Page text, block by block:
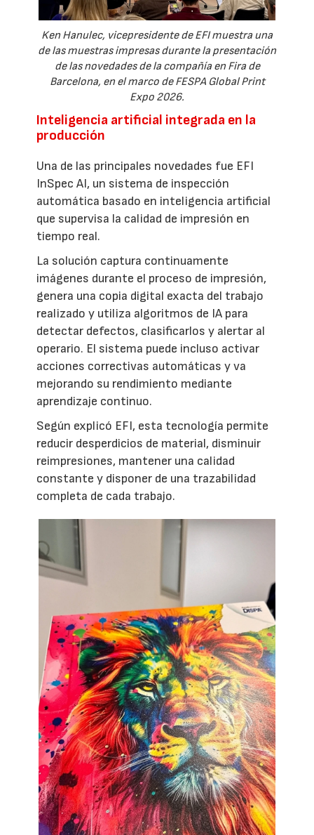
Ken Hanulec, vicepresidente de EFI muestra una
de las muestras impresas durante la presentación
de las novedades de la compañía en Fira de
Barcelona, en el marco de FESPA Global Print
Expo 2026.
Inteligencia artificial integrada en la
producción
Una de las principales novedades fue EFI
InSpec AI, un sistema de inspección
automática basado en inteligencia artificial
que supervisa la calidad de impresión en
tiempo real.
La solución captura continuamente
imágenes durante el proceso de impresión,
genera una copia digital exacta del trabajo
realizado y utiliza algoritmos de IA para
detectar defectos, clasificarlos y alertar al
operario. El sistema puede incluso activar
acciones correctivas automáticas y va
mejorando su rendimiento mediante
aprendizaje continuo.
Según explicó EFI, esta tecnología permite
reducir desperdicios de material, disminuir
reimpresiones, mantener una calidad
constante y disponer de una trazabilidad
completa de cada trabajo.